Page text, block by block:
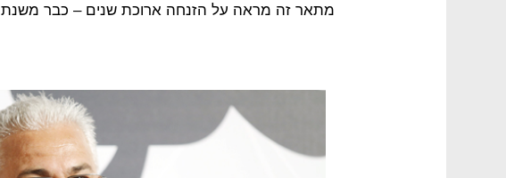
מתאר זה מראה על הזנחה ארוכת שנים – כבר משנת 1948".